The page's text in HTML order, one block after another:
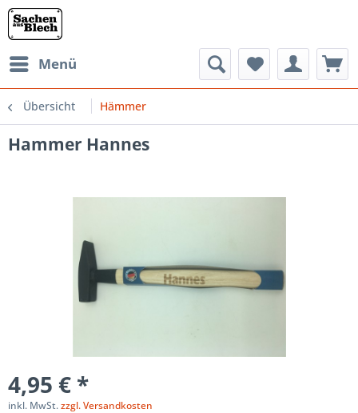
Menü
Übersicht Hämmer
Hammer Hannes
4,95 € *
inkl. MwSt.zzgl. Versandkosten